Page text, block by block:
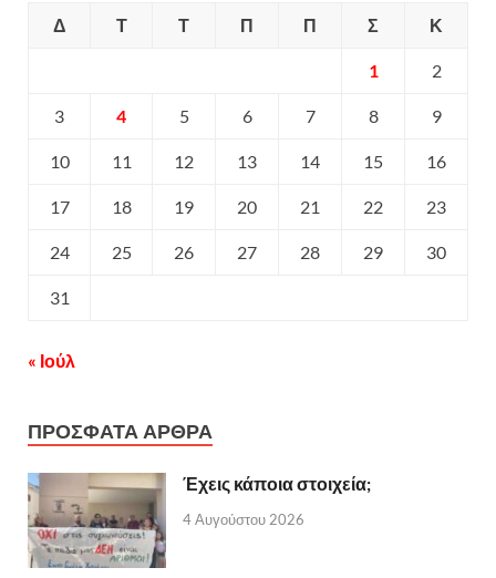
Δ
Τ Τ Π Π Σ Κ
1 2
3 4 5 6 7 8 9
10 11 12 13 14 15 16
17 18 19 20 21 22 23
24 25 26 27 28 29 30
31
« Ιούλ
ΠΡΟΣΦΑΤΑ ΑΡΘΡΑ
Έχεις κάποια στοιχεία;
4 Αυγούστου 2026